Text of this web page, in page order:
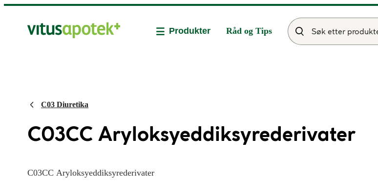
Produkter Råd og Tips
C03 Diuretika
C03CC Aryloksyeddiksyrederivater
C03CC Aryloksyeddiksyrederivater